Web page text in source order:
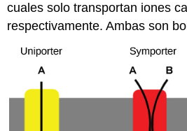
cuales solo transportan iones
respectivamente. Ambas son